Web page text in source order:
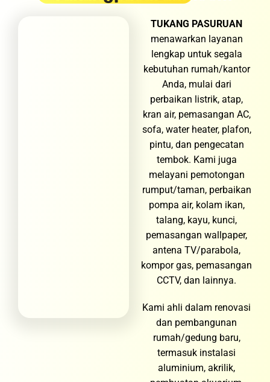
TUKANG PASURUAN
menawarkan layanan
lengkap untuk segala
kebutuhan rumah/kantor
Anda, mulai dari
perbaikan listrik, atap,
kran air, pemasangan AC,
sofa, water heater, plafon,
pintu, dan pengecatan
tembok. Kami juga
melayani pemotongan
rumput/taman, perbaikan
pompa air, kolam ikan,
talang, kayu, kunci,
pemasangan wallpaper,
antena TV/parabola,
kompor gas, pemasangan
CCTV, dan lainnya.
Kami ahli dalam renovasi
dan pembangunan
rumah/gedung baru,
termasuk instalasi
aluminium, akrilik,